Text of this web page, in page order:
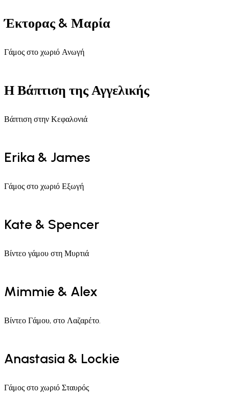
Έκτορας & Μαρία
Γάμος στο χωριό Ανωγή
Η Βάπτιση της Αγγελικής
Βάπτιση στην Κεφαλονιά
Erika & James
Γάμος στο χωριό Εξωγή
Kate & Spencer
Βίντεο γάμου στη Μυρτιά
Mimmie & Alex
Βίντεο Γάμου, στο Λαζαρέτο.
Anastasia & Lockie
Γάμος στο χωριό Σταυρός